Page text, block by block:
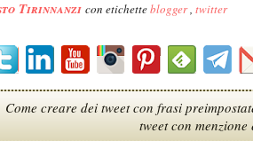
Tirinnanzi con etichetteblogger, twitter
Come creare dei tweet con frasi
tweet con